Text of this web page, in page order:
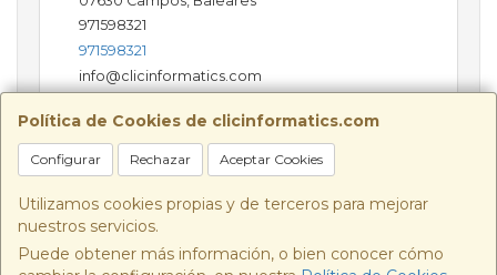
Política de Cookies de clicinformatics.com
Configurar Rechazar Aceptar Cookies
Utilizamos cookies propias y de terceros para mejorar
nuestros servicios.
Puede obtener más información, o bien conocer cómo
971598321
971598321
info@clicinformatics.com
Horario
De lunes a viernes 9:00-13:30/16:00-19:30 Sábados
10:00-13:00